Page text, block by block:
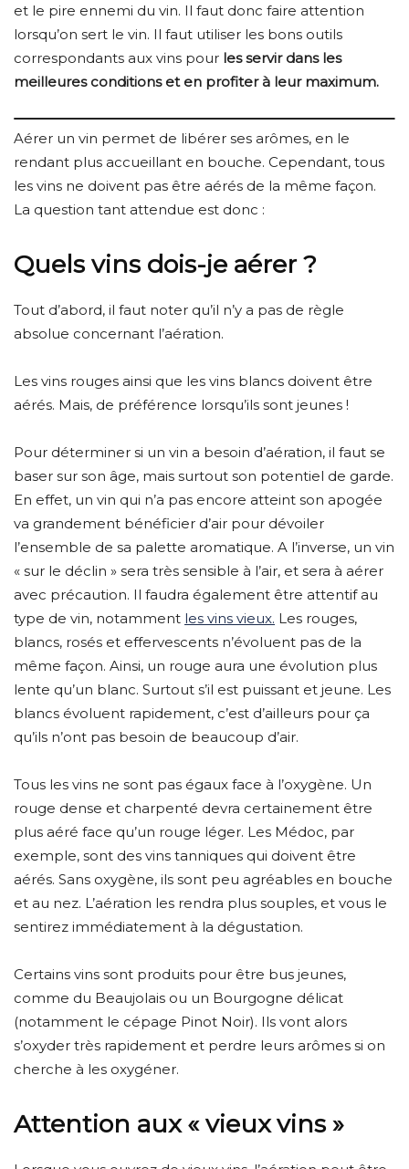
et le pire ennemi du vin. Il faut donc faire attention
lorsqu’on sert le vin. Il faut utiliser les bons outils
correspondants aux vins pour les servir dans les
meilleures conditions et en profiter à leur maximum.
Aérer un vin permet de libérer ses arômes, en le
rendant plus accueillant en bouche. Cependant, tous
les vins ne doivent pas être aérés de la même façon.
La question tant attendue est donc :
Quels vins dois-je aérer ?
Tout d’abord, il faut noter qu’il n’y a pas de règle
absolue concernant l’aération.
Les vins rouges ainsi que les vins blancs doivent être
aérés. Mais, de préférence lorsqu’ils sont jeunes !
Pour déterminer si un vin a besoin d’aération, il faut se
baser sur son âge, mais surtout son potentiel de garde.
En effet, un vin qui n’a pas encore atteint son apogée
va grandement bénéficier d’air pour dévoiler
l’ensemble de sa palette aromatique. A l’inverse, un vin
« sur le déclin » sera très sensible à l’air, et sera à aérer
avec précaution. Il faudra également être attentif au
type de vin, notamment les vins vieux. Les rouges,
blancs, rosés et effervescents n’évoluent pas de la
même façon. Ainsi, un rouge aura une évolution plus
lente qu’un blanc. Surtout s’il est puissant et jeune. Les
blancs évoluent rapidement, c’est d’ailleurs pour ça
qu’ils n’ont pas besoin de beaucoup d’air.
Tous les vins ne sont pas égaux face à l’oxygène. Un
rouge dense et charpenté devra certainement être
plus aéré face qu’un rouge léger. Les Médoc, par
exemple, sont des vins tanniques qui doivent être
aérés. Sans oxygène, ils sont peu agréables en bouche
et au nez. L’aération les rendra plus souples, et vous le
sentirez immédiatement à la dégustation.
Certains vins sont produits pour être bus jeunes,
comme du Beaujolais ou un Bourgogne délicat
(notamment le cépage Pinot Noir). Ils vont alors
s’oxyder très rapidement et perdre leurs arômes si on
cherche à les oxygéner.
Attention aux « vieux vins »